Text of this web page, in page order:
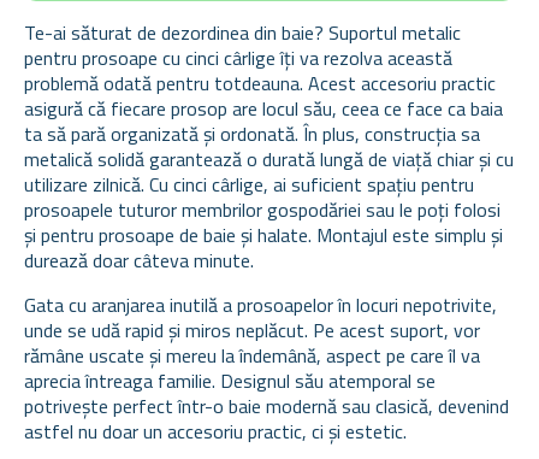
Te-ai săturat de dezordinea din baie? Suportul metalic
pentru prosoape cu cinci cârlige îți va rezolva această
problemă odată pentru totdeauna. Acest accesoriu practic
asigură că fiecare prosop are locul său, ceea ce face ca baia
ta să pară organizată și ordonată. În plus, construcția sa
metalică solidă garantează o durată lungă de viață chiar și cu
utilizare zilnică. Cu cinci cârlige, ai suficient spațiu pentru
prosoapele tuturor membrilor gospodăriei sau le poți folosi
și pentru prosoape de baie și halate. Montajul este simplu și
durează doar câteva minute.
Gata cu aranjarea inutilă a prosoapelor în locuri nepotrivite,
unde se udă rapid și miros neplăcut. Pe acest suport, vor
rămâne uscate și mereu la îndemână, aspect pe care îl va
aprecia întreaga familie. Designul său atemporal se
potrivește perfect într-o baie modernă sau clasică, devenind
astfel nu doar un accesoriu practic, ci și estetic.